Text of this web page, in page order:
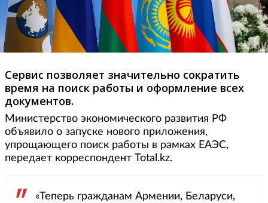
Сервис позволяет значительно сократить
время на поиск работы и оформление всех
документов.
Министерство экономического развития РФ
объявило о запуске нового приложения,
упрощающего поиск работы в рамках ЕАЭС,
передает корреспондент Total.kz.
«Теперь гражданам Армении, Беларуси,